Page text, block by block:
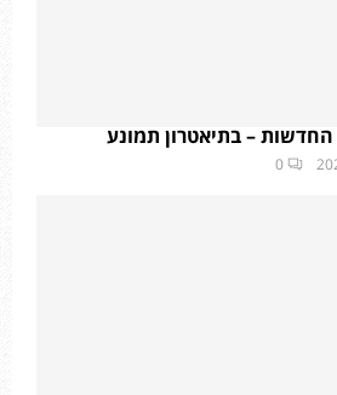
– בתיאטרון תמונע
0